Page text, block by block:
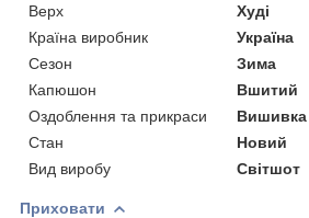
Верх
Худі
Країна виробник
Україна
Сезон
Зима
Капюшон
Вшитий
Оздоблення та прикраси
Вишивка
Стан
Новий
Вид виробу
Світшот
Приховати